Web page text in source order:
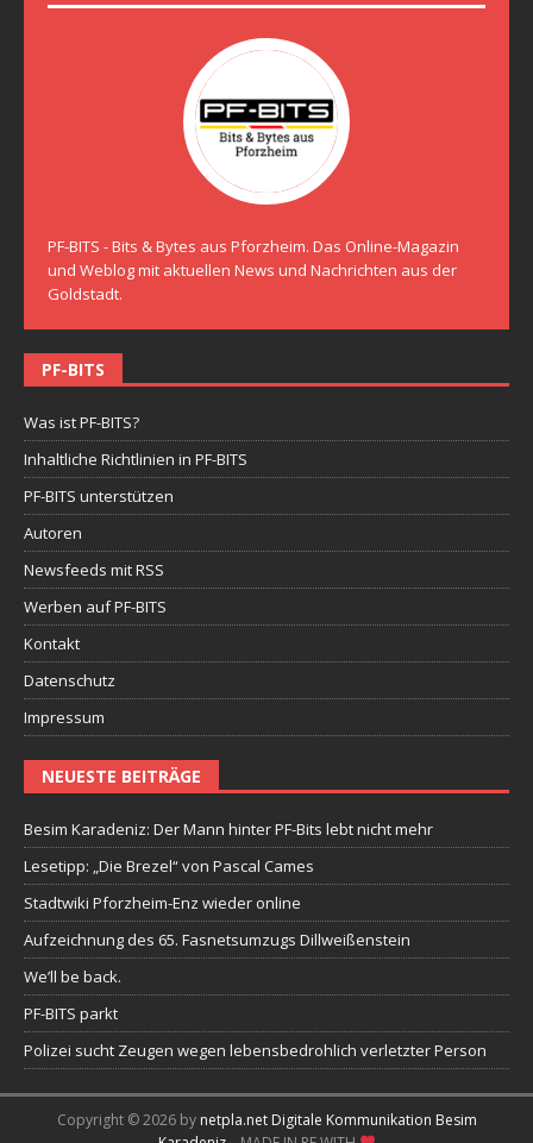
PF-BITS - Bits & Bytes aus Pforzheim. Das Online-Magazin
und Weblog mit aktuellen News und Nachrichten aus der
Goldstadt.
PF-BITS
Was ist PF-BITS?
Inhaltliche Richtlinien in PF-BITS
PF-BITS unterstützen
Autoren
Newsfeeds mit RSS
Werben auf PF-BITS
Kontakt
Datenschutz
Impressum
NEUESTE BEITRÄGE
Besim Karadeniz: Der Mann hinter PF-Bits lebt nicht mehr
Lesetipp: „Die Brezel“ von Pascal Cames
Stadtwiki Pforzheim-Enz wieder online
Aufzeichnung des 65. Fasnetsumzugs Dillweißenstein
We’ll be back.
PF-BITS parkt
Polizei sucht Zeugen wegen lebensbedrohlich verletzter Person
Copyright © 2026 by netpla.net Digitale Kommunikation Besim